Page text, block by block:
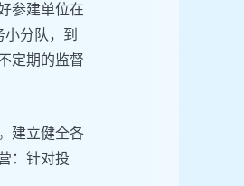
参建单位在
分队，到
定期的监督
建立健全各
：针对投